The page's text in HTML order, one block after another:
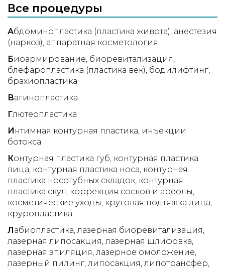
Все процедуры
Абдоминопластика (пластика живота) анестезия
(наркоз) аппаратная косметология
Биоармирование биоревитализация
блефаропластика (пластика век) бодилифтинг
брахиопластика
Вагинопластика
Глютеопластика
И нтимная контурная пластика инъекции
ботокса
Контурная пластика губ контурная пластика
лица контурная пластика носа контурная
пластика носогубных складок контурная
пластика скул коррекция сосков и ареолы
косметические уходы круговая подтяжка лица
круропластика
Лабиопластика лазерная биоревитализация
лазерная липосакция лазерная шлифовка
лазерная эпиляция лазерное омоложение
лазерный пилинг липосакция липотрансфер